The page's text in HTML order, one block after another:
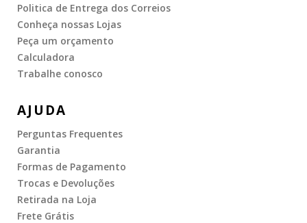
Politica de Entrega dos Correios
Conheça nossas Lojas
Peça um orçamento
Calculadora
Trabalhe conosco
AJUDA
Perguntas Frequentes
Garantia
Formas de Pagamento
Trocas e Devoluções
Retirada na Loja
Frete Grátis